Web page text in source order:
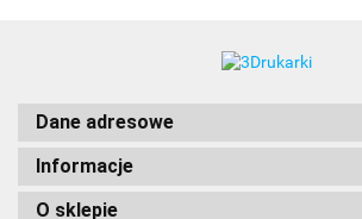
Dane adresowe
Informacje
O sklepie